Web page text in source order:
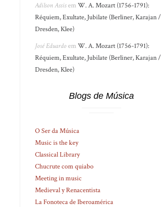
Adilson AssisemW. A. Mozart (1756-1791):
Réquiem, Exultate, Jubilate (Berliner, Karajan /
Dresden, Klee)
José EduardoemW. A. Mozart (1756-1791):
Réquiem, Exultate, Jubilate (Berliner, Karajan /
Dresden, Klee)
Blogs de Música
O Ser da Música
Music is the key
Classical Library
Chucrute com quiabo
Meeting in music
Medieval y Renacentista
La Fonoteca de Iberoamérica